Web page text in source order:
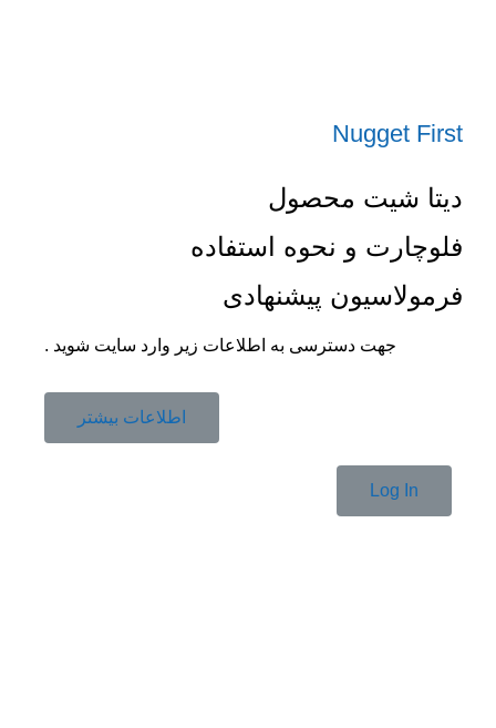
Nugget First
دیتا شیت محصول
فلوچارت و نحوه استفاده
فرمولاسیون پیشنهادی
جهت دسترسی به اطلاعات زیر وارد سایت شوید .
اطلاعات بیشتر
Log In